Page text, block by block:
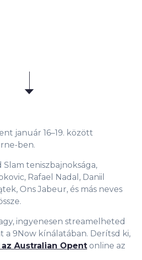
január 16–19. között
ben.
Slam teniszbajnoksága,
Rafael Nadal, Daniil
Ons Jabeur, és más neves
ingyenesen streamelheted
a 9Now kínálatában. Derítsd ki,
Australian Opent online az